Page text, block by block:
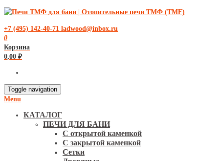
+7 (495) 142-40-71 ladwood@inbox.ru
0
Корзина
0,00 ₽
Toggle navigation
Menu
КАТАЛОГ
ПЕЧИ ДЛЯ БАНИ
С открытой каменкой
С закрытой каменкой
Сетки